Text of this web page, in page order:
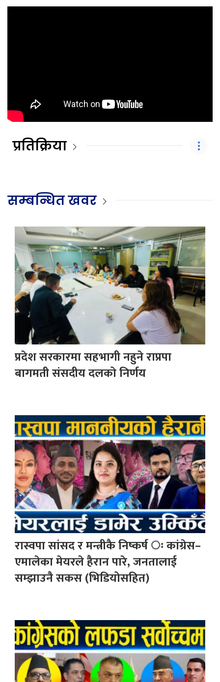
प्रतिक्रिया
सम्बन्धित खवर
प्रदेश सरकारमा सहभागी नहुने राप्रपा
बागमती संसदीय दलको निर्णय
रास्वपा सांसद र मन्त्रीकै निष्कर्ष ः कांग्रेस–
एमालेका मेयरले हैरान पारे, जनतालाई
सम्झाउनै सकस (भिडियोसहित)